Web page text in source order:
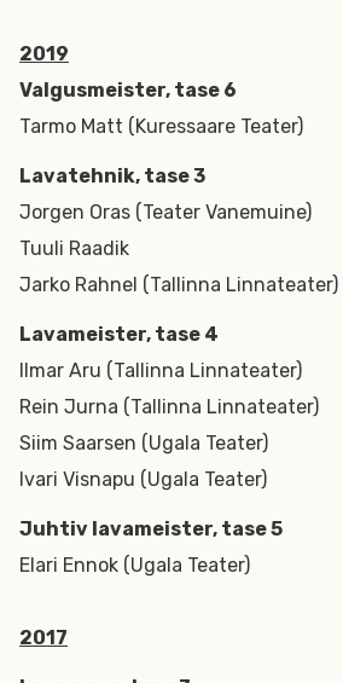
2019
Valgusmeister, tase 6
Tarmo Matt (Kuressaare Teater)
Lavatehnik, tase 3
Jorgen Oras (Teater Vanemuine)
Tuuli Raadik
Jarko Rahnel (Tallinna Linnateater)
Lavameister, tase 4
Ilmar Aru (Tallinna Linnateater)
Rein Jurna (Tallinna Linnateater)
Siim Saarsen (Ugala Teater)
Ivari Visnapu (Ugala Teater)
Juhtiv lavameister, tase 5
Elari Ennok (Ugala Teater)
2017